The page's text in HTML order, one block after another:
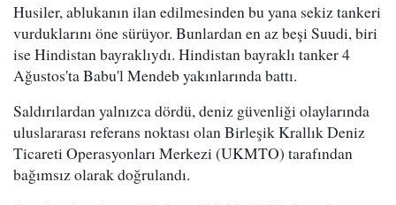
Husiler, ablukanın ilan edilmesinden bu yana sekiz tankeri
vurduklarını öne sürüyor. Bunlardan en az beşi Suudi, biri
ise Hindistan bayraklıydı. Hindistan bayraklı tanker 4
Ağustos'ta Babu'l Mendeb yakınlarında battı.
Saldırılardan yalnızca dördü, deniz güvenliği olaylarında
uluslararası referans noktası olan Birleşik Krallık Deniz
Ticareti Operasyonları Merkezi (UKMTO) tarafından
bağımsız olarak doğrulandı.